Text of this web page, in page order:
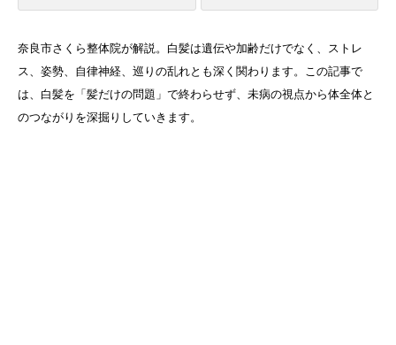
奈良市さくら整体院が解説。白髪は遺伝や加齢だけでなく、ストレ
ス、姿勢、自律神経、巡りの乱れとも深く関わります。この記事で
は、白髪を「髪だけの問題」で終わらせず、未病の視点から体全体と
のつながりを深掘りしていきます。